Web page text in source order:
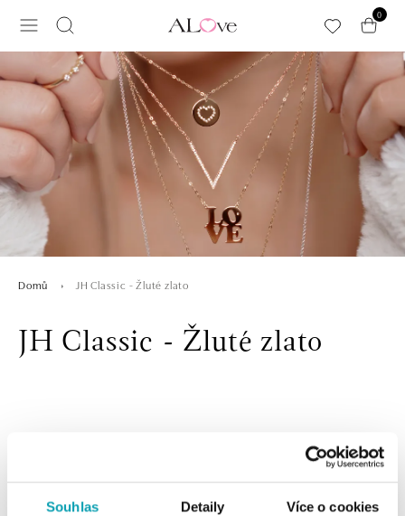
Souhlas Detaily Více o cookies
0
Domů JH Classic - Žluté zlato
JH Classic - Žluté zlato